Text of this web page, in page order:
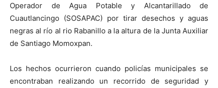
Operador de Agua Potable y Alcantarillado de
Cuautlancingo (SOSAPAC) por tirar desechos y aguas
negras al río al rio Rabanillo a la altura de la Junta Auxiliar
de Santiago Momoxpan.
Los hechos ocurrieron cuando policías municipales se
encontraban realizando un recorrido de seguridad y